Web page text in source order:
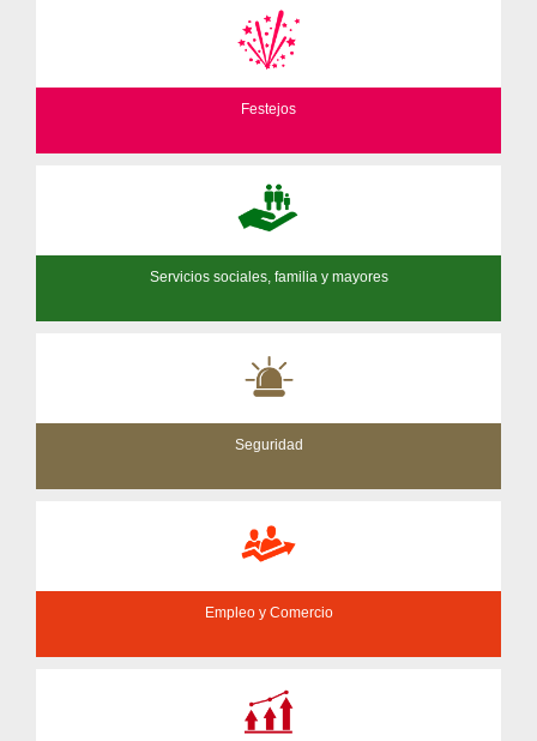
Festejos
Servicios sociales, familia y mayores
Seguridad
Empleo y Comercio